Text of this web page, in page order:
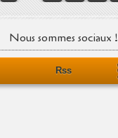
Nous sommes sociaux !
Rss